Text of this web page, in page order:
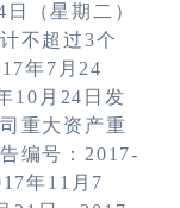
（星期二）
不超过3个
年7月24
10 月 24 日发
重大资产重
编号： 2017-
年11月7